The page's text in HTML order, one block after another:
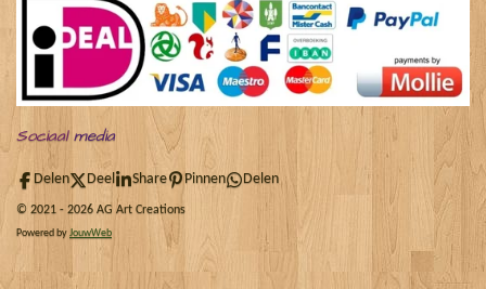
Sociaalmedia
Delen Deel Share Pinnen Delen
© 2021 - 2026 AG Art Creations
Powered byJouwWeb